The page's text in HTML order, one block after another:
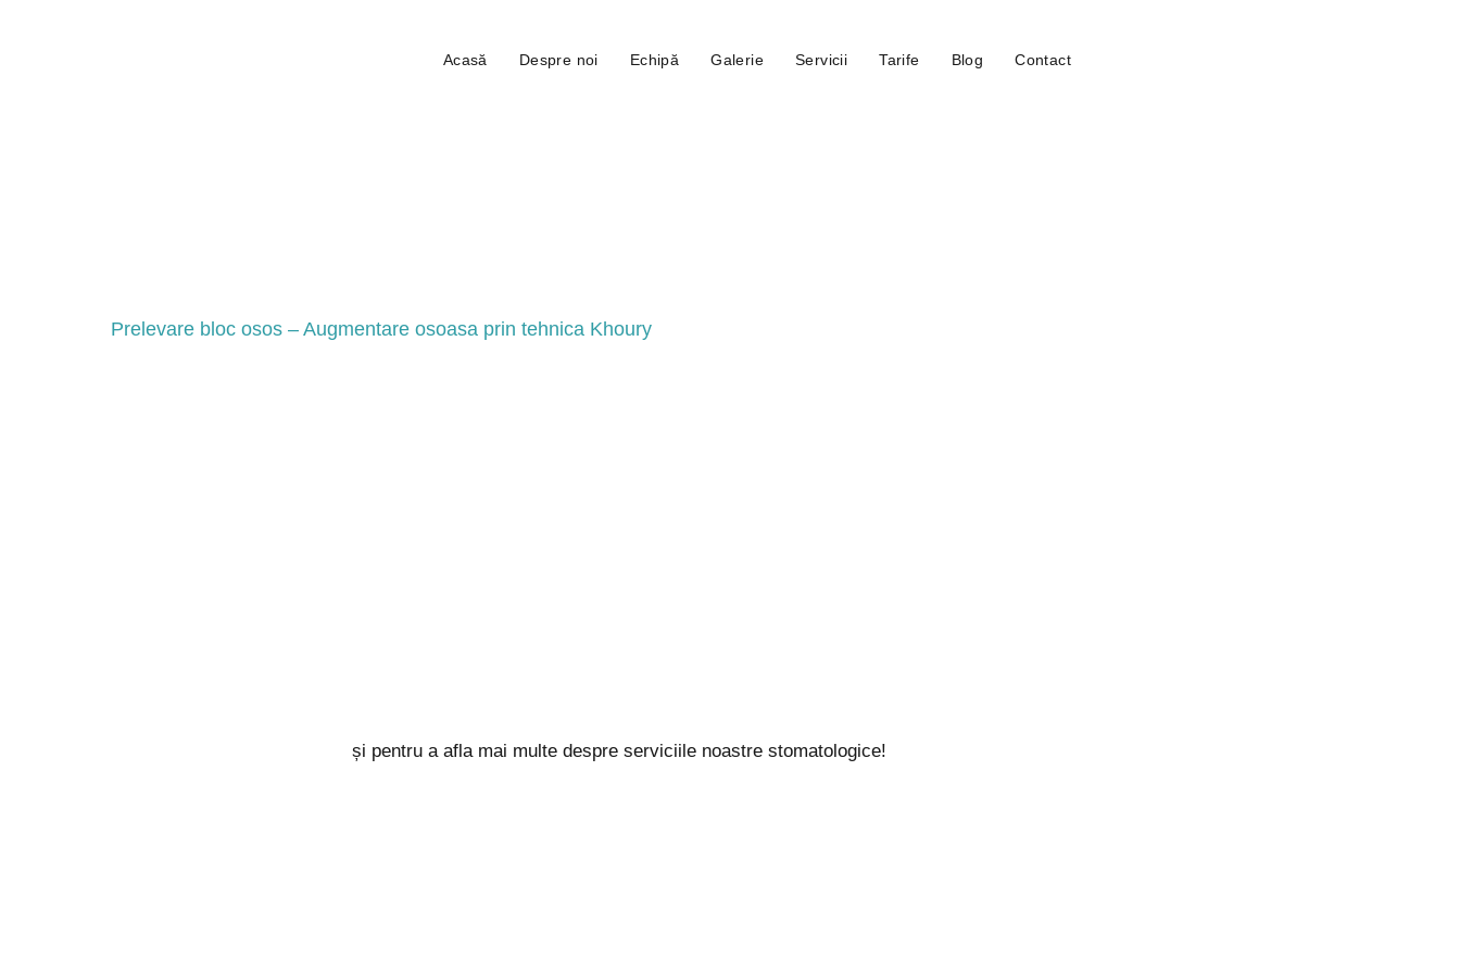
Acasă Despre noi Echipă Galerie Servicii Tarife Blog Contact
Prelevare bloc osos – Augmentare osoasa prin tehnica Khoury
și pentru a afla mai multe despre serviciile noastre stomatologice!